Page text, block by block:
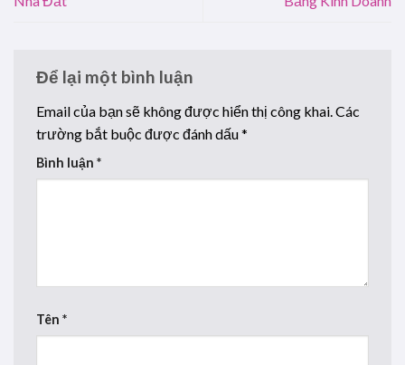
Để lại một bình luận
Email của bạn sẽ không được hiển thị công khai.Các
trường bắt buộc được đánh dấu*
Bình luận *
Tên *